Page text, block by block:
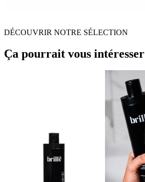
DÉCOUVRIR NOTRE SÉLECTION
Ça pourrait vous intéresser